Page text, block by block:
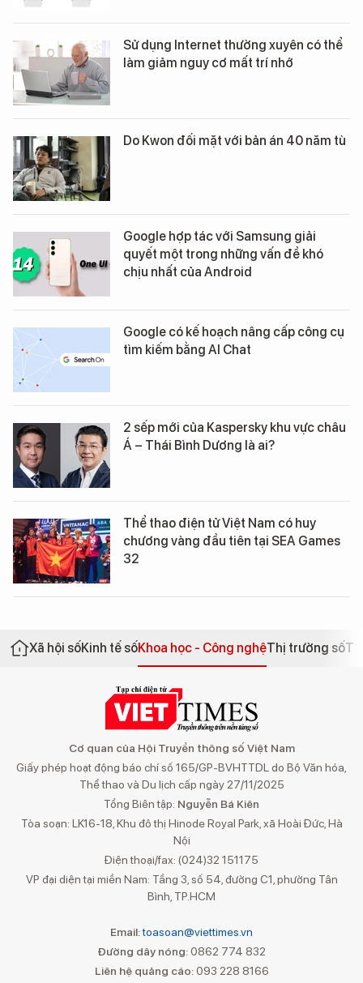
Sử dụng Internet thường xuyên có thể
làm giảm nguy cơ mất trí nhớ
Do Kwon đối mặt với bản án 40 năm tù
Google hợp tác với Samsung giải
quyết một trong những vấn đề khó
chịu nhất của Android
Google có kế hoạch nâng cấp công cụ
tìm kiếm bằng AI Chat
2 sếp mới của Kaspersky khu vực châu
Á – Thái Bình Dương là ai?
Thể thao điện tử Việt Nam có huy
chương vàng đầu tiên tại SEA Games
32
Xã hội sốKinh tế sốKhoa học - Công nghệThị trường số
Cơ quan của Hội Truyền thông số Việt Nam
Giấy phép hoạt động báo chí số 165/GP-BVHTTDL do Bộ Văn hóa,
Thể thao và Du lịch cấp ngày 27/11/2025
Tổng Biên tập: Nguyễn Bá Kiên
Tòa soạn: LK16-18, Khu đô thị Hinode Royal Park, xã Hoài Đức, Hà
Nội
Điện thoại/fax: (024)32 151175
VP đại diện tại miền Nam: Tầng 3, số 54, đường C1, phường Tân
Bình, TP.HCM
Email:toasoan@viettimes.vn
Đường dây nóng: 0862 774 832
Liên hệ quảng cáo:093 228 8166